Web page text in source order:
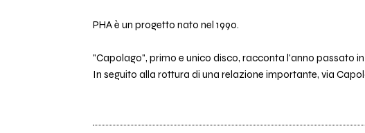
PHA è un progetto nato nel 1990.
"Capolago", primo e unico disco, racconta l'anno passato
In seguito alla rottura di una relazione importante, via